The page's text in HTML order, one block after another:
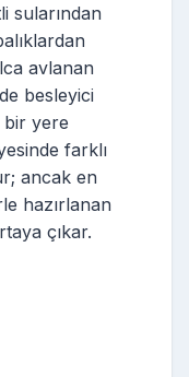
sularından
avlanan
besleyici
bir yere
farklı
ancak en
hazırlanan
çıkar.